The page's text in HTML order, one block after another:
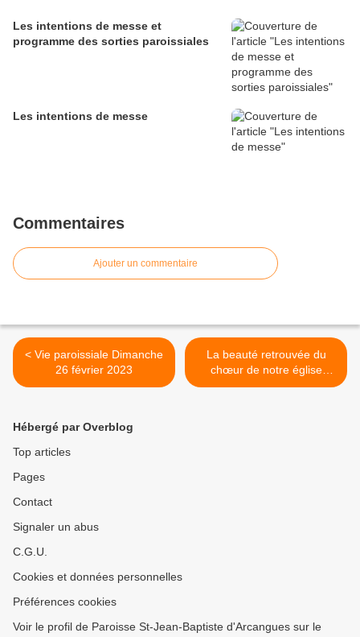
Les intentions de messe et
programme des sorties paroissiales
Les intentions de messe
Commentaires
Ajouter un commentaire
< Vie paroissiale Dimanche
26 février 2023
La beauté retrouvée du
chœur de notre église
2022/2023 >
Hébergé par Overblog
Top articles
Pages
Contact
Signaler un abus
C.G.U.
Cookies et données personnelles
Préférences cookies
Voir le profil de Paroisse St-Jean-Baptiste d'Arcangues sur le